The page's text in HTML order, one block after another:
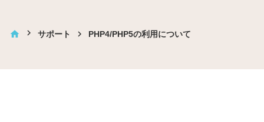
home サポート PHP4/PHP5の利用について